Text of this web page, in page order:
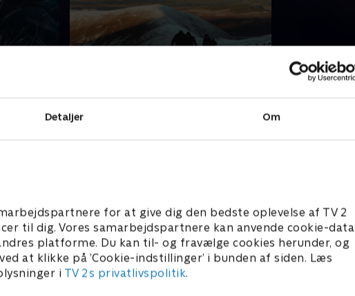
Detaljer Om
for at give dig den bedste oplevelse af TV 2
til dig. Vores samarbejdspartnere kan anvende cookie-data
platforme. Du kan til- og fravælge cookies herunder, og
at klikke på ’Cookie-indstillinger’ i bunden af siden. Læs
i TV 2s privatlivspolitik.
have mad
toppen af et bjerg rammer både